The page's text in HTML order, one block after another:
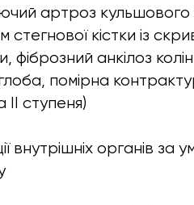
артроз кульшового
кістки із
фіброзний анкілоз
помірна
II ступеня)
внутрішніх органів за